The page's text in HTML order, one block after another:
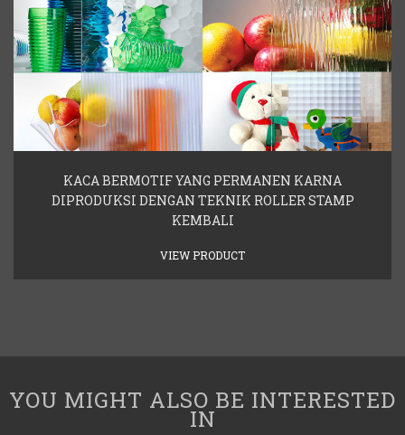
KACA BERMOTIF YANG PERMANEN KARNA
DIPRODUKSI DENGAN TEKNIK ROLLER STAMP
KEMBALI
VIEW PRODUCT
YOU MIGHT ALSO BE INTERESTED
IN